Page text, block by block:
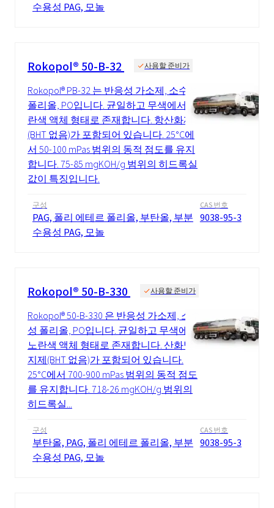
수용성 PAG, 모놀
Rokopol® 50-B-32 사용할 준비가
Rokopol® PB-32 는 반응성 가소제, 소수성
폴리올, PO입니다. 균일하고 무색에서 노
란색 액체 형태로 존재합니다. 항산화제
(BHT 없음)가 포함되어 있습니다. 25°C에
서 50-100 mPas 범위의 동적 점도를 유지
합니다. 75-85 mgKOH/g 범위의 히드록실
값이 특징입니다.
구성
PAG, 폴리 에테르 폴리올, 부탄올, 부분
수용성 PAG, 모놀
CAS 번호
9038-95-3
Rokopol® 50-B-330 사용할 준비가
Rokopol® 50-B-330 은 반응성 가소제, 소수
성 폴리올, PO입니다. 균일하고 무색에서
노란색 액체 형태로 존재합니다. 산화방
지제(BHT 없음)가 포함되어 있습니다.
25°C에서 700-900 mPas 범위의 동적 점도
를 유지합니다. 718-26 mgKOH/g 범위의
히드록실...
구성
부탄올, PAG, 폴리 에테르 폴리올, 부분
수용성 PAG, 모놀
CAS 번호
9038-95-3